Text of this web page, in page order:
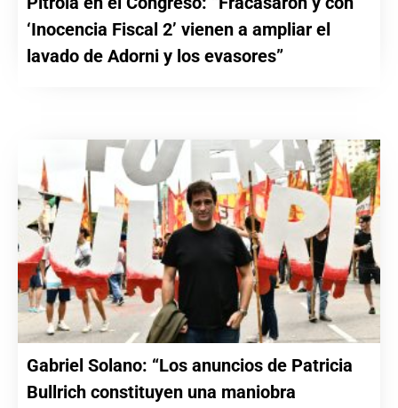
‘Inocencia Fiscal 2’ vienen a ampliar el
lavado de Adorni y los evasores”
Gabriel Solano: “Los anuncios de Patricia
Bullrich constituyen una maniobra